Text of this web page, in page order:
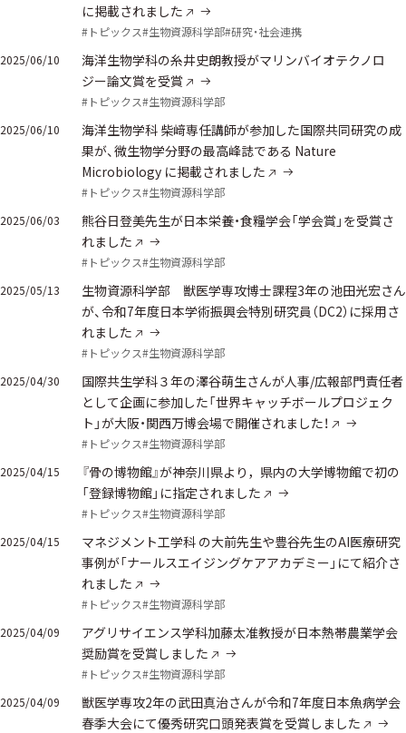
に掲載されました
#トピックス#生物資源科学部#研究・社会連携
2025/06/10
海洋生物学科の糸井史朗教授がマリンバイオテクノロ
ジー論文賞を受賞
#トピックス#生物資源科学部
2025/06/10
海洋生物学科 柴﨑専任講師が参加した国際共同研究の成
果が、微生物学分野の最高峰誌である Nature
Microbiology に掲載されました
#トピックス#生物資源科学部
2025/06/03
熊谷日登美先生が日本栄養・食糧学会「学会賞」を受賞さ
れました
#トピックス#生物資源科学部
2025/05/13
生物資源科学部 獣医学専攻博士課程3年の池田光宏さん
が、令和7年度日本学術振興会特別研究員（DC2）に採用さ
れました
#トピックス#生物資源科学部
2025/04/30
国際共生学科３年の澤谷萌生さんが人事/広報部門責任者
として企画に参加した「世界キャッチボールプロジェク
ト」が大阪・関西万博会場で開催されました！
#トピックス#生物資源科学部
2025/04/15
『骨の博物館』が神奈川県より，県内の大学博物館で初の
「登録博物館」に指定されました
#トピックス#生物資源科学部
2025/04/15
マネジメント工学科 の大前先生や豊谷先生のAI医療研究
事例が「ナールスエイジングケアアカデミー」にて紹介さ
れました
#トピックス#生物資源科学部
2025/04/09
アグリサイエンス学科加藤太准教授が日本熱帯農業学会
奨励賞を受賞しました
#トピックス#生物資源科学部
2025/04/09
獣医学専攻2年の武田真治さんが令和7年度日本魚病学会
春季大会にて優秀研究口頭発表賞を受賞しました